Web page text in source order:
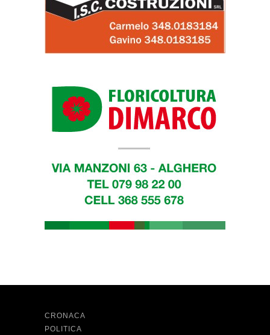
CRONACA
POLITICA